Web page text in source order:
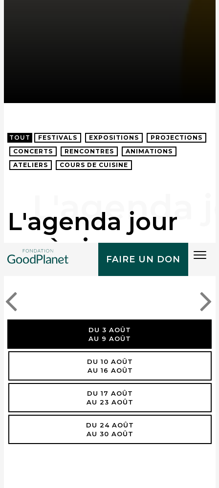
FAIRE UN DON
TOUT FESTIVALS EXPOSITIONS
PROJECTIONS
CONCERTS
RENCONTRES
ANIMATIONS
ATELIERS
COURS DE CUISINE
L'agenda jour
après jour
DU 3 AOÛT
AU 9 AOÛT
DU 10 AOÛT
AU 16 AOÛT
DU 17 AOÛT
AU 23 AOÛT
DU 24 AOÛT
AU 30 AOÛT